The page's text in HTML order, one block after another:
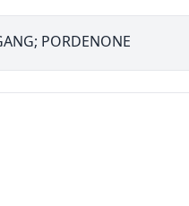
PORDENONE